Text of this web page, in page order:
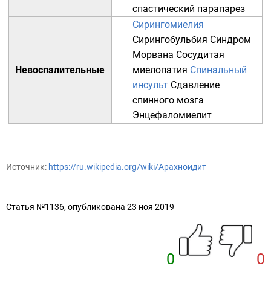
спастический парапарез
Невоспалительные
Сирингомиелия
Сирингобульбия Синдром
Морвана Сосудитая
миелопатия Спинальный
инсульт Сдавление
спинного мозга
Энцефаломиелит
Источник: https://ru.wikipedia.org/wiki/Арахноидит
Статья №1136, опубликована 23 ноя 2019
0 0